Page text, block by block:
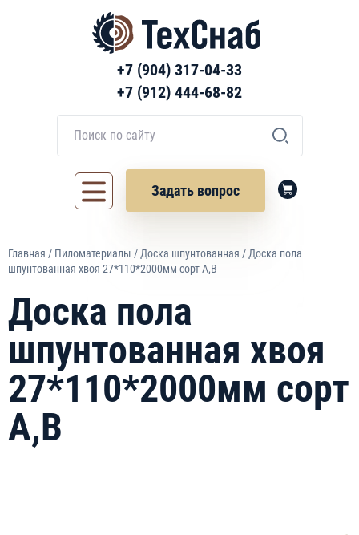
+7 (904) 317-04-33
+7 (912) 444-68-82
Задать вопрос
Главная / Пиломатериалы / Доска шпунтованная / Доска пола
шпунтованная хвоя 27*110*2000мм сорт A,B
Доска пола
шпунтованная хвоя
27*110*2000мм сорт
A,B